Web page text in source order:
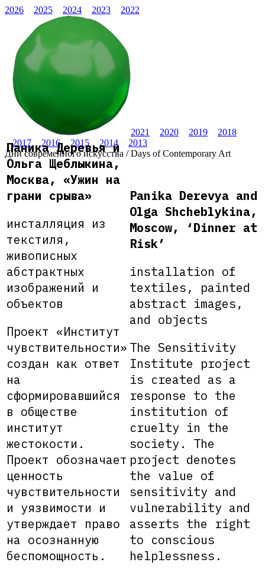
2026 2025 2024 2023 2022
2021 2020 2019
2018
2017
2016 2015 2014
2013
Дни современного искусства / Days of Contemporary Art
Паника Деревья и
Ольга Щеблыкина,
Москва, «Ужин на
грани срыва»
инсталляция из
текстиля,
живописных
абстрактных
изображений и
объектов
Проект «Институт
чувствительности»
создан как ответ
на
сформировавшийся
в обществе
институт
жестокости.
Проект обозначает
ценность
чувствительности
и уязвимости и
утверждает право
на осознанную
беспомощность.
Panika Derevya and
Olga Shcheblykina,
Moscow, ‘Dinner at
Risk’
installation of
textiles, painted
abstract images,
and objects
The Sensitivity
Institute project
is created as a
response to the
institution of
cruelty in the
society. The
project denotes
the value of
sensitivity and
vulnerability and
asserts the right
to conscious
helplessness.